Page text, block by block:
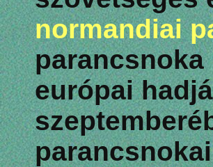
normandiai
parancsnoka
európai